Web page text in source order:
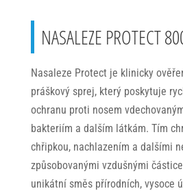
NASALEZE PROTECT
Nasaleze Protect je klinicky
práškový sprej, který poskytuje
ochranu proti nosem
bakteriím a dalším látkám. Tím
chřipkou, nachlazením a dalšími
způsobovanými vzdušnými
unikátní směs přírodních, vysoce